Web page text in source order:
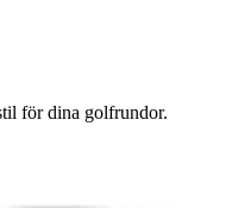
för dina golfrundor.